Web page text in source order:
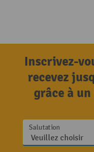
Inscrivez-
recevez
grâce à un
Salutation